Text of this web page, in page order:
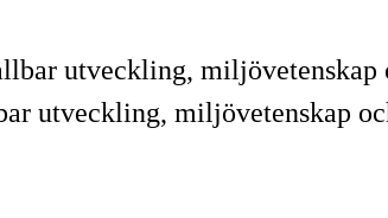
utveckling, miljövetenskap
utveckling, miljövetenskap